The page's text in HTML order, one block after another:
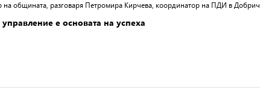
на общината, разговаря Петромира Кирчева, координатор на ПДИ в Добрич
е основата на успеха